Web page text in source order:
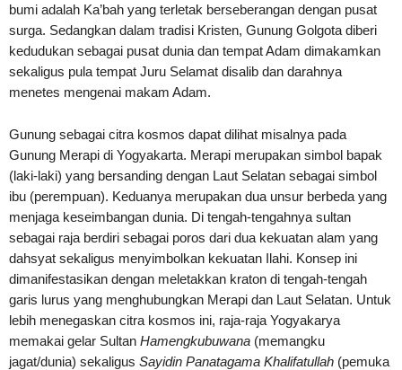
bumi adalah Ka’bah yang terletak berseberangan dengan pusat
surga. Sedangkan dalam tradisi Kristen, Gunung Golgota diberi
kedudukan sebagai pusat dunia dan tempat Adam dimakamkan
sekaligus pula tempat Juru Selamat disalib dan darahnya
menetes mengenai makam Adam.
Gunung sebagai citra kosmos dapat dilihat misalnya pada
Gunung Merapi di Yogyakarta. Merapi merupakan simbol bapak
(laki-laki) yang bersanding dengan Laut Selatan sebagai simbol
ibu (perempuan). Keduanya merupakan dua unsur berbeda yang
menjaga keseimbangan dunia. Di tengah-tengahnya sultan
sebagai raja berdiri sebagai poros dari dua kekuatan alam yang
dahsyat sekaligus menyimbolkan kekuatan Ilahi. Konsep ini
dimanifestasikan dengan meletakkan kraton di tengah-tengah
garis lurus yang menghubungkan Merapi dan Laut Selatan. Untuk
lebih menegaskan citra kosmos ini, raja-raja Yogyakarya
memakai gelar Sultan Hamengkubuwana (memangku
jagat/dunia) sekaligus Sayidin Panatagama Khalifatullah (pemuka